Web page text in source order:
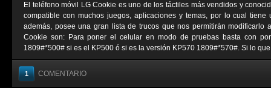
El teléfono móvil LG Cookie es uno de los táctiles más vendidos y
compatible con muchos juegos, aplicaciones y temas, por lo cual
además, posee una gran lista de trucos que nos permitirán modificarlo
Cookie son: Para poner el celular en modo de pruebas basta con
1809#*500# si es el KP500 ó si es la versión KP570 1809#*570#. Si lo que
1 COMENTARIO